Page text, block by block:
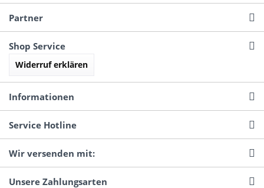
Partner
Shop Service
Widerruf erklären
Informationen
Service Hotline
Wir versenden mit:
Unsere Zahlungsarten